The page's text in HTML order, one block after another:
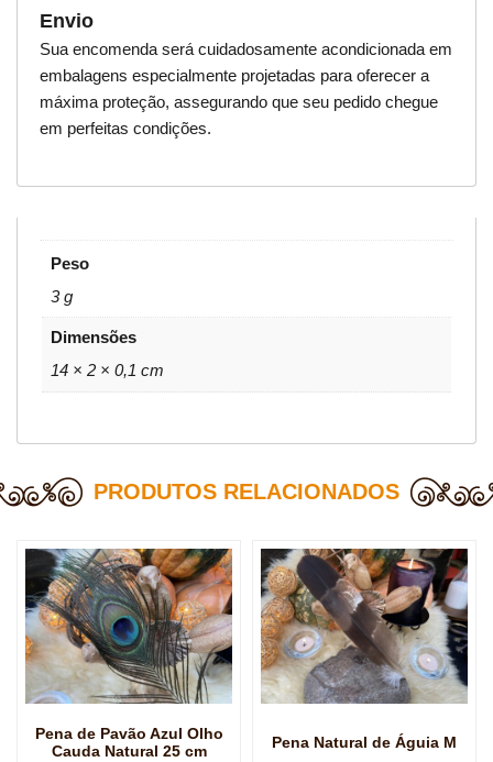
Envio
Sua encomenda será cuidadosamente acondicionada em
embalagens especialmente projetadas para oferecer a
máxima proteção, assegurando que seu pedido chegue
em perfeitas condições.
Peso
3 g
Dimensões
14 × 2 × 0,1 cm
PRODUTOS RELACIONADOS
Pena de Pavão Azul Olho
Cauda Natural 25 cm
Pena Natural de Águia M